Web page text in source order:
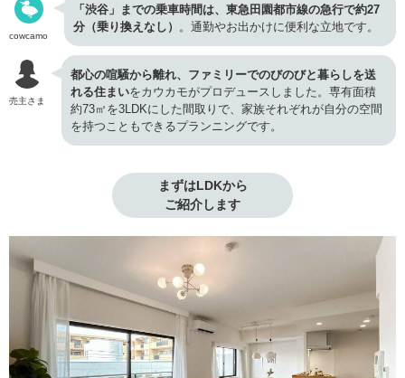
cowcamo
「渋谷」までの乗車時間は、東急田園都市線の急行で約27
分（乗り換えなし） 。通勤やお出かけに便利な立地です。
売主さま
都心の喧騒から離れ、ファミリーでのびのびと暮らしを送
れる住まいをカウカモがプロデュースしました。専有面積
約73㎡を3LDKにした間取りで、家族それぞれが自分の空間
を持つこともできるプランニングです。
まずはLDKから
ご紹介します